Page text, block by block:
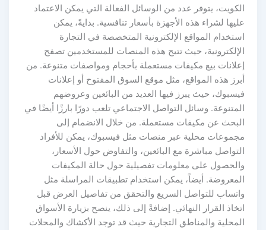
الكويت، يتوفر عدد من الوسائل الفعالة التي يمكن الاعتماد
عليها لشراء هذه الأجهزة بأسعار تنافسية. بدايةً، يمكن
استخدام المواقع الإلكترونية المتخصصة في التجارة
الإلكترونية، حيث تتيح هذه المنصات للمستخدمين تصفح
إعلانات بيع مكيفات مستعملة بأحجام ومواصفات متنوعة. من
أبرز هذه المواقع، مثل موقع السوق المفتوح أو إعلانات
فيسبوك، حيث يبرز فيها العديد من البائعين وعروضهم
المتنوعة. وسائل التواصل الاجتماعي تلعب دورًا بارزًا أيضًا في
البحث عن مكيفات مستعملة. من خلال الانضمام إلى
مجموعات محلية عبر منصات مثل فيسبوك، يمكن للأفراد
التواصل مباشرة مع البائعين، والتفاوض حول الأسعار،
والحصول على معلومات تفصيلية حول حالة المكيفات
المعروضة. أيضاً، يمكن استخدام تطبيقات المراسلة مثل
واتساب للتواصل السريع والتحقق من تفاصيل العرض قبل
اتخاذ القرار النهائي. إضافةً إلى ذلك، ينصح بزيارة الأسواق
المحلية والمناطق التجارية حيث قد توجد الأكشاك والمحلات